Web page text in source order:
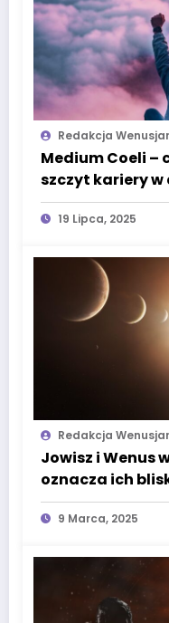
Redakcja
Medium Coeli –
szczyt kariery
19 Lipca, 2025
Redakcja
Jowisz i Wenus
oznacza ich
niebie?
9 Marca, 2025